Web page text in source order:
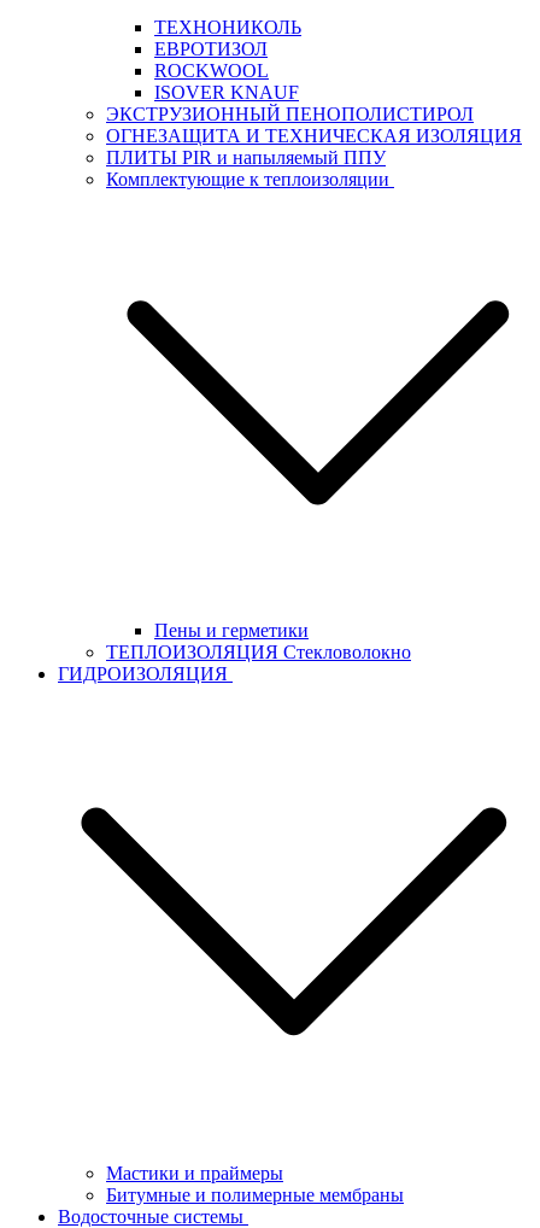
ТЕХНОНИКОЛЬ
ЕВРОТИЗОЛ
ROCKWOOL
ISOVER KNAUF
ЭКСТРУЗИОННЫЙ ПЕНОПОЛИСТИРОЛ
ОГНЕЗАЩИТА И ТЕХНИЧЕСКАЯ ИЗОЛЯЦИЯ
ПЛИТЫ PIR и напыляемый ППУ
Комплектующие к теплоизоляции
Пены и герметики
ТЕПЛОИЗОЛЯЦИЯ Стекловолокно
ГИДРОИЗОЛЯЦИЯ
Мастики и праймеры
Битумные и полимерные мембраны
Водосточные системы